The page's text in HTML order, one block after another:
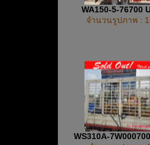
WA150-5-76700
จำนวนรูปภาพ :
WS310A-